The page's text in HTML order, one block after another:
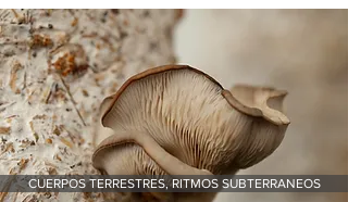
CUERPOS TERRESTRES, RITMOS SUBTERRANEOS